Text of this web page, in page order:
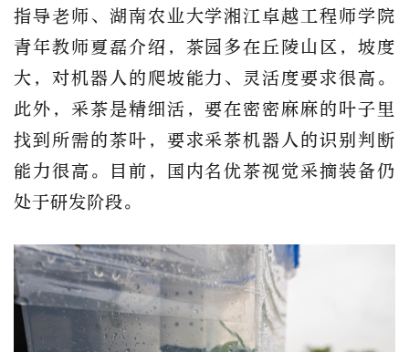
指导老师、湖南农业大学湘江卓越工程师学院
青年教师夏磊介绍，茶园多在丘陵山区，坡度
大，对机器人的爬坡能力、灵活度要求很高。
此外，采茶是精细活，要在密密麻麻的叶子里
找到所需的茶叶，要求采茶机器人的识别判断
能力很高。目前，国内名优茶视觉采摘装备仍
处于研发阶段。